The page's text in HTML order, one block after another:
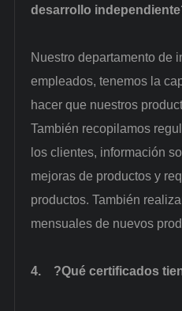
desarrollo
Nuestro departamento de
empleados, tenemos la
hacer que nuestros
También recopilamos
los clientes, información
mejoras de productos y
productos. También
mensuales de nuevos
4. ?Qué certificados